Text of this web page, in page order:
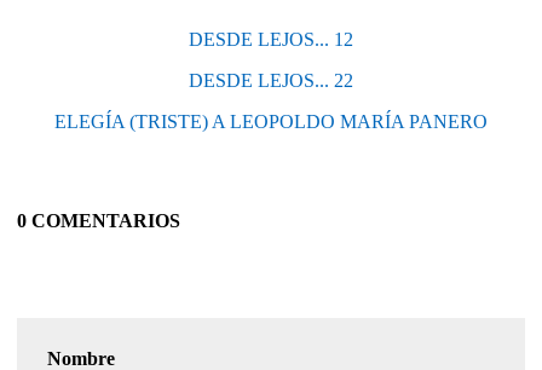
DESDE LEJOS... 12
DESDE LEJOS... 22
ELEGÍA (TRISTE) A LEOPOLDO MARÍA PANERO
0 COMENTARIOS
Nombre